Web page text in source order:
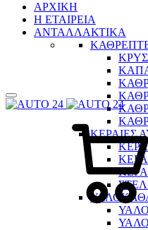
ΑΡΧΙΚΗ
H ΕΤΑΙΡΕΙΑ
ΑΝΤΑΛΛΑΚΤΙΚΑ
ΚΕΡΑΙΕΣ